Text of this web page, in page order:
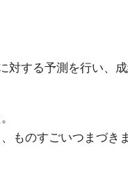
対する予測を行い、
ものすごいつまづき